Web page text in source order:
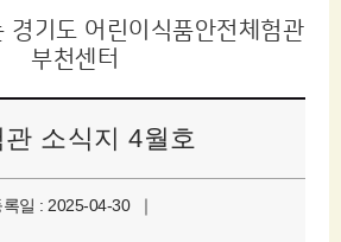
경기도 어린이식품안전체험관
부천센터
관 소식지 4월호
록일 : 2025-04-30 ｜